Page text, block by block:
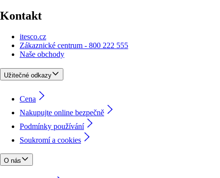
Kontakt
itesco.cz
Zákaznické centrum - 800 222 555
Naše obchody
Užitečné odkazy
Cena
Nakupujte online bezpečně
Podmínky používání
Soukromí a cookies
O nás